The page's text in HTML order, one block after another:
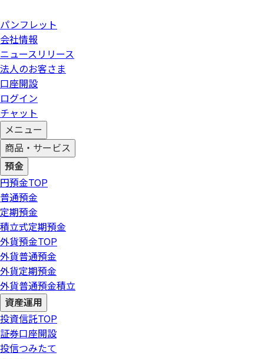
パンフレット
会社情報
ニュースリリース
法人のお客さま
口座開設
ログイン
チャット
メニュー
商品・サービス
預金
円預金TOP
普通預金
定期預金
積立式定期預金
外貨預金TOP
外貨普通預金
外貨定期預金
外貨普通預金積立
資産運用
投資信託TOP
証券口座開設
投信つみたて